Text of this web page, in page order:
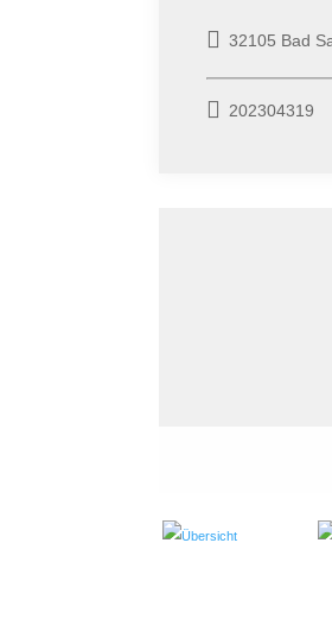
32105 Bad
202304319